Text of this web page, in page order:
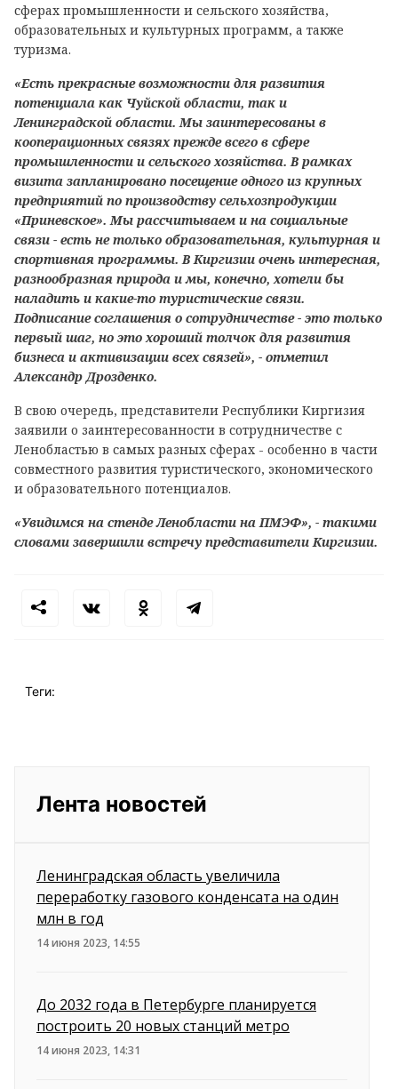
сферах промышленности и сельского хозяйства,
образовательных и культурных программ, а также
туризма.
«Есть прекрасные возможности для развития
потенциала как Чуйской области, так и
Ленинградской области. Мы заинтересованы в
кооперационных связях прежде всего в сфере
промышленности и сельского хозяйства. В рамках
визита запланировано посещение одного из крупных
предприятий по производству сельхозпродукции
«Приневское». Мы рассчитываем и на социальные
связи - есть не только образовательная, культурная и
спортивная программы. В Киргизии очень интересная,
разнообразная природа и мы, конечно, хотели бы
наладить и какие-то туристические связи.
Подписание соглашения о сотрудничестве - это только
первый шаг, но это хороший толчок для развития
бизнеса и активизации всех связей», - отметил
Александр Дрозденко.
В свою очередь, представители Республики Киргизия
заявили о заинтересованности в сотрудничестве с
Ленобластью в самых разных сферах - особенно в части
совместного развития туристического, экономического
и образовательного потенциалов.
«Увидимся на стенде Ленобласти на ПМЭФ», - такими
словами завершили встречу представители Киргизии.
Теги:
Лента новостей
Ленинградская область увеличила
переработку газового конденсата на один
млн в год
14 июня 2023, 14:55
До 2032 года в Петербурге планируется
построить 20 новых станций метро
14 июня 2023, 14:31